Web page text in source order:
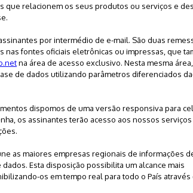
que relacionem os seus produtos ou serviços e
por intermédio de e-mail. São duas
fontes oficiais eletrônicas ou impressas, que
na área de acesso exclusivo. Nesta mesma
de dados utilizando parâmetros diferenciados
dispomos de uma versão responsiva para
os assinantes terão acesso aos nossos
as maiores empresas regionais de informações
Esta disposição possibilita um alcance mais
os em tempo real para todo o País através